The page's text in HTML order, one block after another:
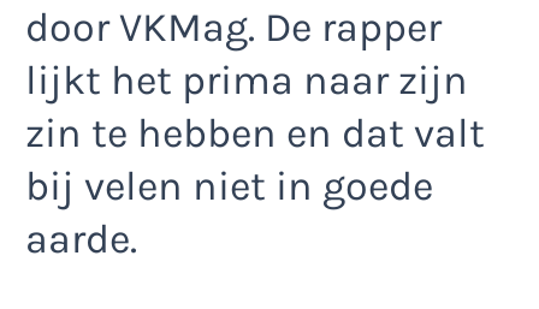
door VKMag. De rapper
lijkt het prima naar zijn
zin te hebben en dat valt
bij velen niet in goede
aarde.